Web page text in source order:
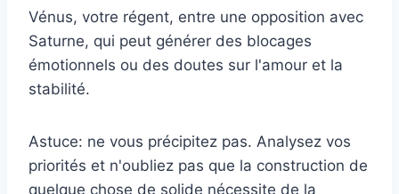
Vénus, votre régent, entre une opposition avec
Saturne, qui peut générer des blocages
émotionnels ou des doutes sur l'amour et la
stabilité.
Astuce: ne vous précipitez pas. Analysez vos
priorités et n'oubliez pas que la construction de
quelque chose de solide nécessite de la